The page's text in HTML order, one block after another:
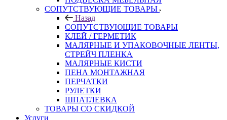
СОПУТСТВУЮЩИЕ ТОВАРЫ
Назад
СОПУТСТВУЮЩИЕ ТОВАРЫ
КЛЕЙ / ГЕРМЕТИК
МАЛЯРНЫЕ И УПАКОВОЧНЫЕ ЛЕНТЫ,
СТРЕЙЧ ПЛЕНКА
МАЛЯРНЫЕ КИСТИ
ПЕНА МОНТАЖНАЯ
ПЕРЧАТКИ
РУЛЕТКИ
ШПАТЛЕВКА
ТОВАРЫ СО СКИДКОЙ
Услуги